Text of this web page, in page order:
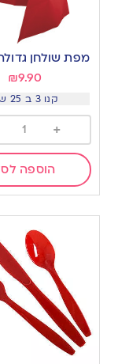
מפת שולחן
₪9.90
קנו 3 ב 25 שח
+
הוספה